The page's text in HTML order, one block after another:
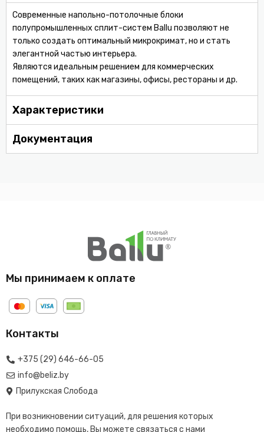
Современные напольно-потолочные блоки
полупромышленных сплит-систем Ballu позволяют не
только создать оптимальный микрокримат, но и стать
элегантной частью интерьера.
Являются идеальным решением для коммерческих
помещений, таких как магазины, офисы, рестораны и др.
Характеристики
Документация
Мы принимаем к оплате
Контакты
+375 (29) 646-66-05
info@beliz.by
Прилукская Слобода
При возникновении ситуаций, для решения которых
необходимо помощь, Вы можете связаться с нами